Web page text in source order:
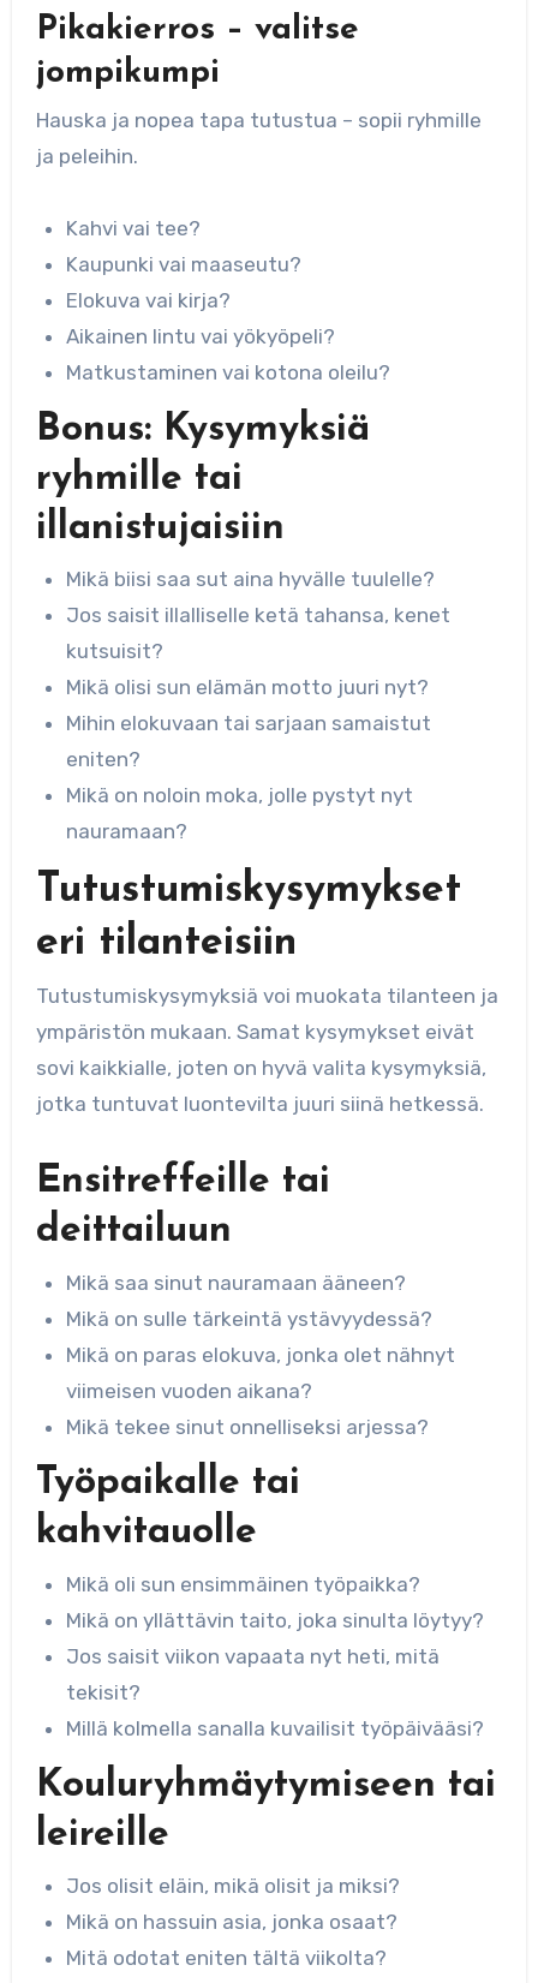
Pikakierros – valitse
jompikumpi
Hauska ja nopea tapa tutustua – sopii ryhmille
ja peleihin.
Kahvi vai tee?
Kaupunki vai maaseutu?
Elokuva vai kirja?
Aikainen lintu vai yökyöpeli?
Matkustaminen vai kotona oleilu?
Bonus: Kysymyksiä
ryhmille tai
illanistujaisiin
Mikä biisi saa sut aina hyvälle tuulelle?
Jos saisit illalliselle ketä tahansa, kenet
kutsuisit?
Mikä olisi sun elämän motto juuri nyt?
Mihin elokuvaan tai sarjaan samaistut
eniten?
Mikä on noloin moka, jolle pystyt nyt
nauramaan?
Tutustumiskysymykset
eri tilanteisiin
Tutustumiskysymyksiä voi muokata tilanteen ja
ympäristön mukaan. Samat kysymykset eivät
sovi kaikkialle, joten on hyvä valita kysymyksiä,
jotka tuntuvat luontevilta juuri siinä hetkessä.
Ensitreffeille tai
deittailuun
Mikä saa sinut nauramaan ääneen?
Mikä on sulle tärkeintä ystävyydessä?
Mikä on paras elokuva, jonka olet nähnyt
viimeisen vuoden aikana?
Mikä tekee sinut onnelliseksi arjessa?
Työpaikalle tai
kahvitauolle
Mikä oli sun ensimmäinen työpaikka?
Mikä on yllättävin taito, joka sinulta löytyy?
Jos saisit viikon vapaata nyt heti, mitä
tekisit?
Millä kolmella sanalla kuvailisit työpäivääsi?
Kouluryhmäytymiseen tai
leireille
Jos olisit eläin, mikä olisit ja miksi?
Mikä on hassuin asia, jonka osaat?
Mitä odotat eniten tältä viikolta?